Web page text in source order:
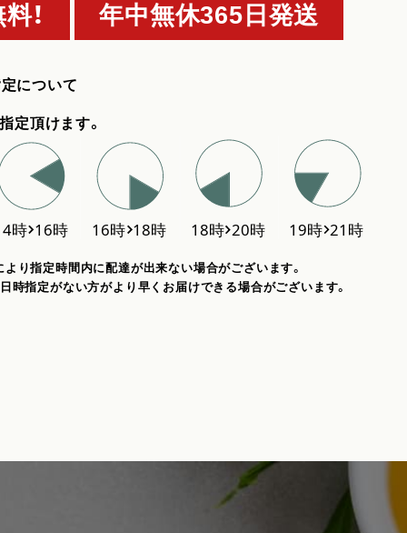
！ 年中無休365日発送
について
定頂けます。
り指定時間内に配達が出来ない場合がございます。
時指定がない方がより早くお届けできる場合がございます。